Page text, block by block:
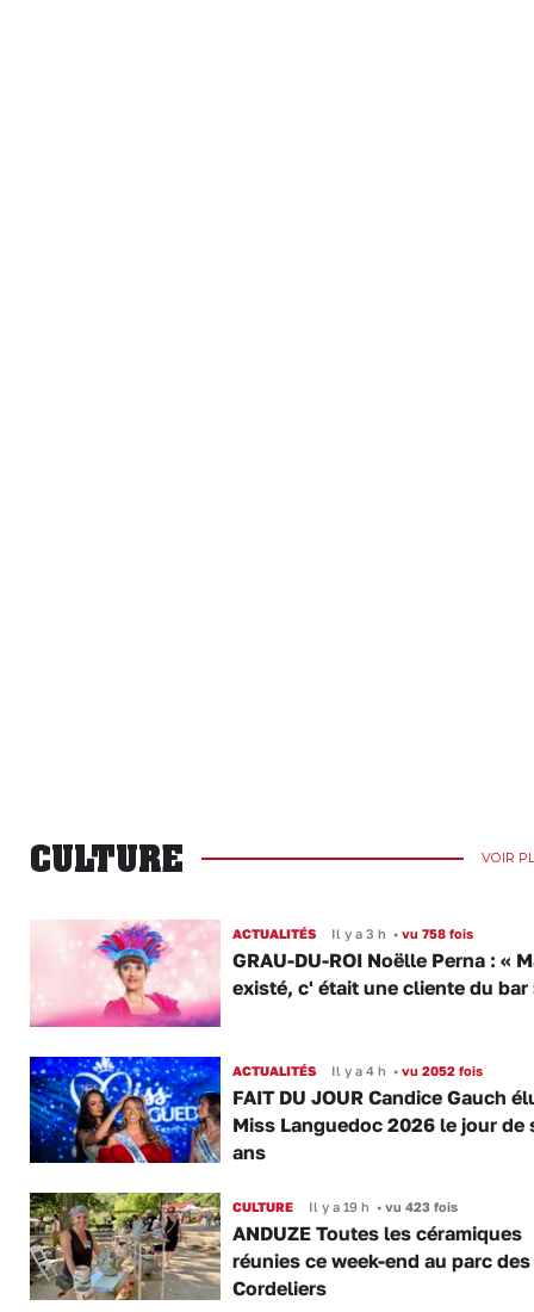
CULTURE VOIR
ACTUALITÉS Il y a 3 h •vu 758 fois
GRAU-DU-ROI Noëlle Perna : «
existé, c' était une cliente du bar
ACTUALITÉS Il y a 4 h •vu 2052 fois
FAIT DU JOUR Candice Gauch
Miss Languedoc 2026 le jour de
ans
CULTURE Il y a 19 h •vu 423 fois
ANDUZE Toutes les céramiques
réunies ce week-end au parc des
Cordeliers